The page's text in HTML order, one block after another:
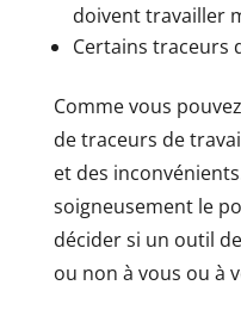
doivent travailler
Certains traceurs
Comme vous
de traceurs de
et des
soigneusement le
décider si un outil
ou non à vous ou à